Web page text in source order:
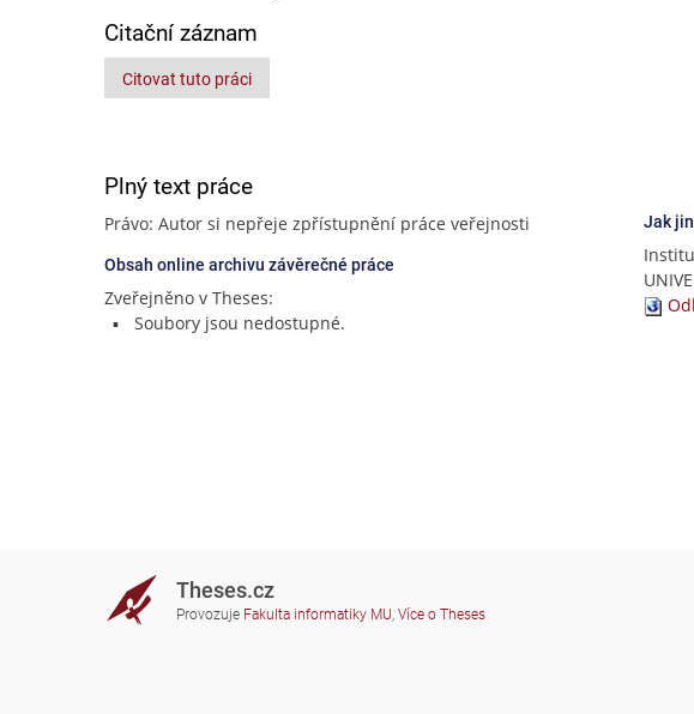
Citační záznam
Citovat tuto práci
Plný text práce
Právo: Autor si nepřeje zpřístupnění práce veřejnosti
Obsah online archivu závěrečné práce
Zveřejněno v Theses:
Soubory jsou nedostupné.
Jak
Theses.cz
Provozuje Fakulta informatiky MU, Více o Theses